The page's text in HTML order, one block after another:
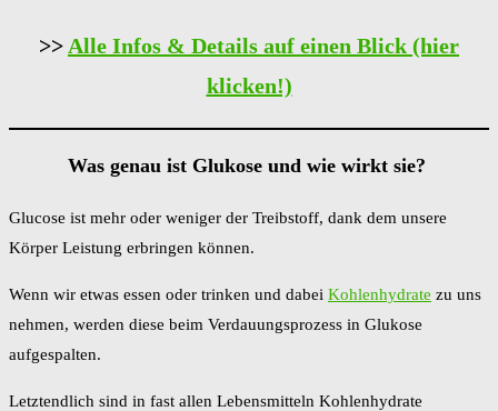
>> Alle Infos & Details auf einen Blick (hier
klicken!)
Was genau ist Glukose und wie wirkt sie?
Glucose ist mehr oder weniger der Treibstoff, dank dem unsere
Körper Leistung erbringen können.
Wenn wir etwas essen oder trinken und dabei Kohlenhydrate zu uns
nehmen, werden diese beim Verdauungsprozess in Glukose
aufgespalten.
Letztendlich sind in fast allen Lebensmitteln Kohlenhydrate